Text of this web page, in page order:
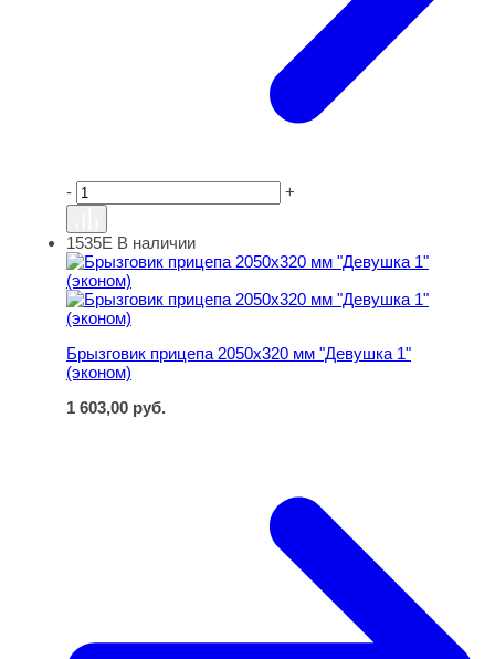
- +
Брызговик прицепа 2050х320 мм "Девушка 1" (эконом)
1535Е В наличии
Брызговик прицепа 2050х320 мм "Девушка 1"
(эконом)
1 603,00 руб.